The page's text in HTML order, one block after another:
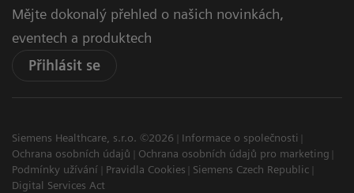
Mějte dokonalý přehled o našich novinkách,
eventech a produktech
Přihlásit se
Siemens Healthcare, s.r.o. ©2026
Informace o společnosti
Ochrana osobních údajů
Ochrana osobních údajů pro marketing
Podmínky užívání
Pravidla Cookies
Siemens Czech Republic
Digital Services Act